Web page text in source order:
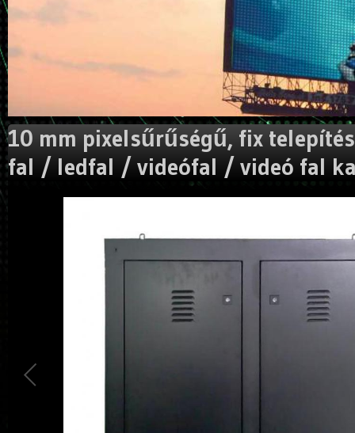
10 mm pixelsűrűségű, fix
fal / ledfal / videófal / videó fal